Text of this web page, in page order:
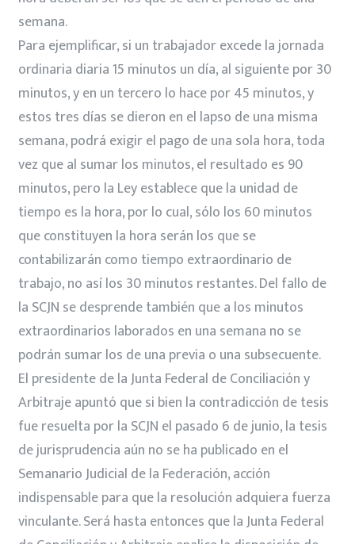
semana.
Para ejemplificar, si un trabajador excede la jornada
ordinaria diaria 15 minutos un día, al siguiente por 30
minutos, y en un tercero lo hace por 45 minutos, y
estos tres días se dieron en el lapso de una misma
semana, podrá exigir el pago de una sola hora, toda
vez que al sumar los minutos, el resultado es 90
minutos, pero la Ley establece que la unidad de
tiempo es la hora, por lo cual, sólo los 60 minutos
que constituyen la hora serán los que se
contabilizarán como tiempo extraordinario de
trabajo, no así los 30 minutos restantes. Del fallo de
la SCJN se desprende también que a los minutos
extraordinarios laborados en una semana no se
podrán sumar los de una previa o una subsecuente.
El presidente de la Junta Federal de Conciliación y
Arbitraje apuntó que si bien la contradicción de tesis
fue resuelta por la SCJN el pasado 6 de junio, la tesis
de jurisprudencia aún no se ha publicado en el
Semanario Judicial de la Federación, acción
indispensable para que la resolución adquiera fuerza
vinculante. Será hasta entonces que la Junta Federal